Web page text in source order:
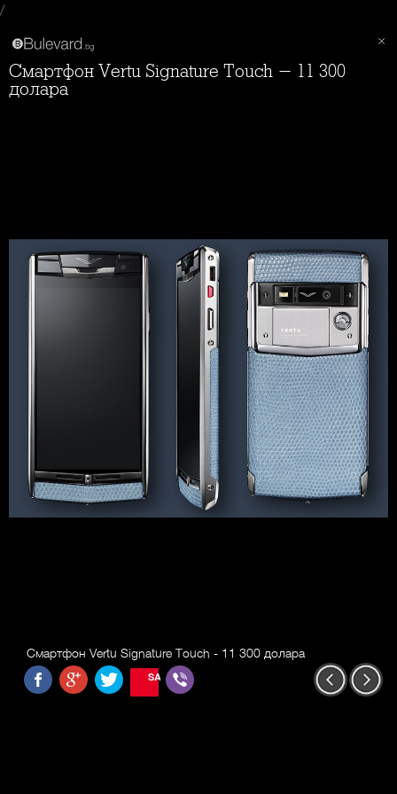
/
Смартфон Vertu Signature Touch - 11 300
долара
Смартфон Vertu Signature Touch - 11 300 долара
SAVE